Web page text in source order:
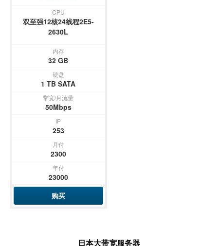
CPU
双至强12核24线程2E5-
2630L
内存
32 GB
硬盘
1 TB SATA
带宽/月流量
50Mbps
IP
253
月付
2300
年付
23000
购买
日本大带宽服务器